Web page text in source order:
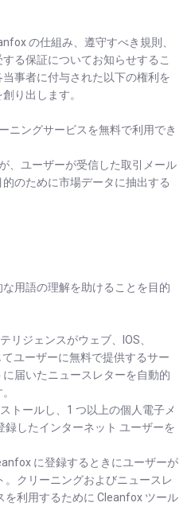
の仕組み、遵守すべき規則、
る保証についてお知らせするこ
事者に付与された以下の権利を
り出します。
ニングサービスを無料で利用でき
、ユーザーが受信した取引メール
のために市場データに抽出する
用語の理解を助けることを目的
リジェンスがウェブ、IOS、
ユーザーに無料で提供するサー
届いたニュースレターを自動的
トールし、1 つ以上の個人電子メ
したインターネット ユーザーを
に登録するときにユーザーが
。クリーニングおよびニュースレ
を利用するために Cleanfox ツール